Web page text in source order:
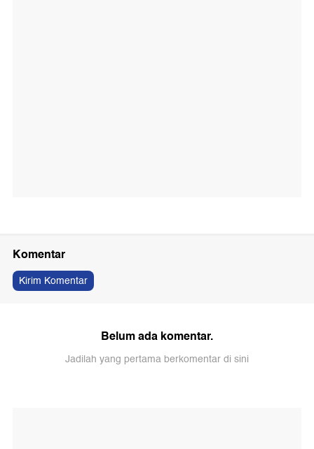
Komentar
Kirim Komentar
Belum ada komentar.
Jadilah yang pertama berkomentar di sini